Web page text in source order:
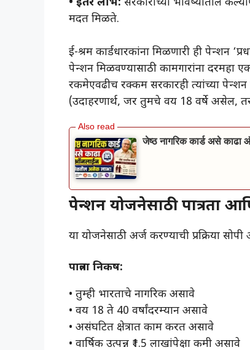
मदत मिळते.
ई-श्रम कार्डधारकांना मिळणारी ही पेन्शन
पेन्शन मिळवण्यासाठी कामगारांना दरमहा
रकमेएवढीच रक्कम सरकारही त्यांच्या
(उदाहरणार्थ, जर तुमचे वय 18 वर्षे असेल,
जेष्ठ नागरिक कार्ड असे
पेन्शन योजनेसाठी पात्रता
या योजनेसाठी अर्ज करण्याची प्रक्रिया
पात्रता निकष:
• तुम्ही भारताचे नागरिक असावे
• वय 18 ते 40 वर्षांदरम्यान असावे
• असंघटित क्षेत्रात काम करत असावे
• वार्षिक उत्पन्न ₹1.5 लाखांपेक्षा कमी असावे